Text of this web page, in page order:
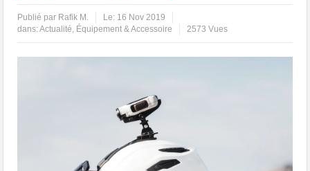
Publié par Rafik M. Le: 16 Nov 2019
dans:Actualité, Équipement & Accessoire 2573 Vues